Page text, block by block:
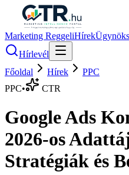
Marketing ReggeliHírek
Hírlevél
Főoldal
Hírek
PPC
PPC• CTR
Google Ads
2026-os
Stratégiák és